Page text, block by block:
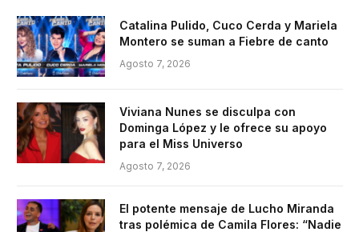
Catalina Pulido, Cuco Cerda y Mariela
Montero se suman a Fiebre de canto
Agosto 7, 2026
Viviana Nunes se disculpa con
Dominga López y le ofrece su apoyo
para el Miss Universo
Agosto 7, 2026
El potente mensaje de Lucho Miranda
tras polémica de Camila Flores: “Nadie